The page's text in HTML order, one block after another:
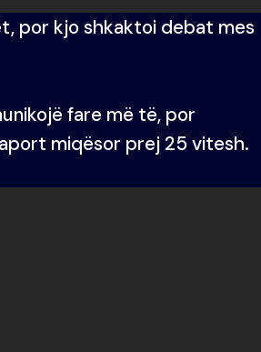
por kjo shkaktoi debat mes
fare më të, por
miqësor prej 25 vitesh.